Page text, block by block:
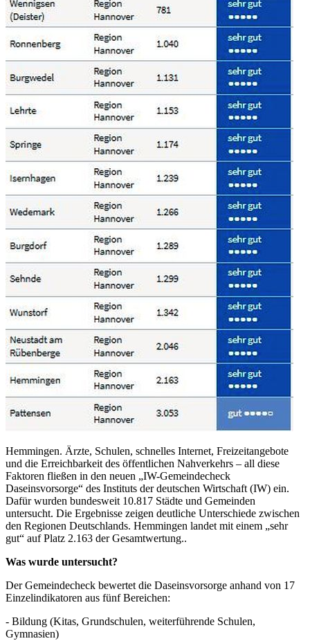
Hemmingen. Ärzte, Schulen, schnelles Internet, Freizeitangebote
und die Erreichbarkeit des öffentlichen Nahverkehrs – all diese
Faktoren fließen in den neuen „IW-Gemeindecheck
Daseinsvorsorge“ des Instituts der deutschen Wirtschaft (IW) ein.
Dafür wurden bundesweit 10.817 Städte und Gemeinden
untersucht. Die Ergebnisse zeigen deutliche Unterschiede zwischen
den Regionen Deutschlands. Hemmingen landet mit einem „sehr
gut“ auf Platz 2.163 der Gesamtwertung..
Was wurde untersucht?
Der Gemeindecheck bewertet die Daseinsvorsorge anhand von 17
Einzelindikatoren aus fünf Bereichen:
- Bildung (Kitas, Grundschulen, weiterführende Schulen,
Gymnasien)